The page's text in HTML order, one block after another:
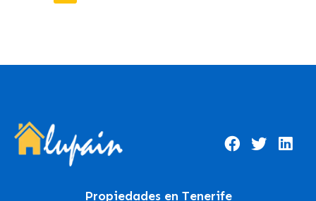
Propiedades en Tenerife